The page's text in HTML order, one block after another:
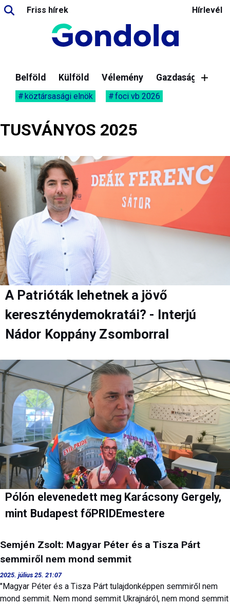
Friss hírek Hírlevél
Belföld Külföld Vélemény Gazdaság
köztársasági elnök foci vb 2026
TUSVÁNYOS 2025
A Patrióták lehetnek a jövő
kereszténydemokratái? - Interjú
Nádor Koppány Zsomborral
Pólón elevenedett meg Karácsony Gergely,
mint Budapest főPRIDEmestere
Semjén Zsolt: Magyar Péter és a Tisza Párt
semmiről nem mond semmit
2025. július 25. 21:07
"Magyar Péter és a Tisza Párt tulajdonképpen semmiről nem
mond semmit. Nem mond semmit Ukrajnáról, nem mond semmit